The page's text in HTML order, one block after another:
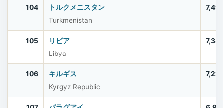
104
トルクメニスタン
Turkmenistan
105
リビア
Libya
106
キルギス
Kyrgyz Republic